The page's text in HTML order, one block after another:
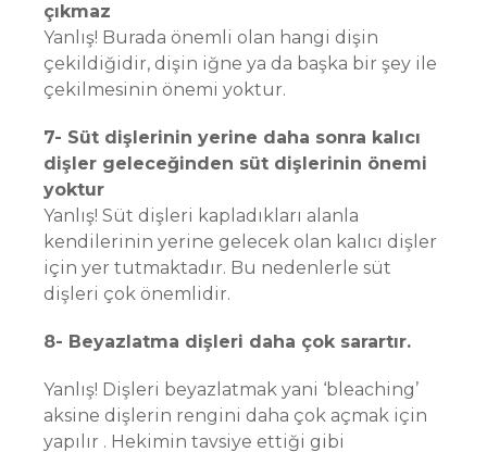
çıkmaz
Yanlış! Burada önemli olan hangi dişin
çekildiğidir, dişin iğne ya da başka bir şey ile
çekilmesinin önemi yoktur.
7- Süt dişlerinin yerine daha sonra kalıcı
dişler geleceğinden süt dişlerinin önemi
yoktur
Yanlış! Süt dişleri kapladıkları alanla
kendilerinin yerine gelecek olan kalıcı dişler
için yer tutmaktadır. Bu nedenlerle süt
dişleri çok önemlidir.
8- Beyazlatma dişleri daha çok sarartır.
Yanlış! Dişleri beyazlatmak yani ‘bleaching’
aksine dişlerin rengini daha çok açmak için
yapılır . Hekimin tavsiye ettiği gibi